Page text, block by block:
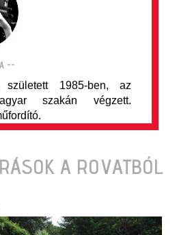
--
született 1985-ben, az
szakán végzett.
A ROVATBÓL